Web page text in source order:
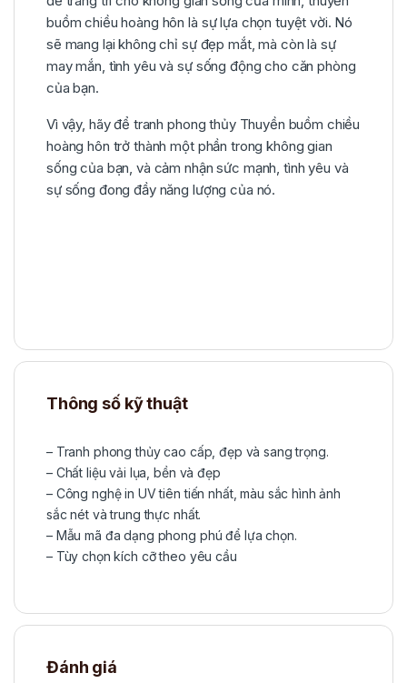
buồm chiều hoàng hôn là sự lựa chọn tuyệt vời. Nó
sẽ mang lại không chỉ sự đẹp mắt, mà còn là sự
may mắn, tình yêu và sự sống động cho căn phòng
của bạn.
Vì vậy, hãy để tranh phong thủy Thuyền buồm chiều
hoàng hôn trở thành một phần trong không gian
sống của bạn, và cảm nhận sức mạnh, tình yêu và
sự sống đong đầy năng lượng của nó.
Thông số kỹ thuật
– Tranh phong thủy cao cấp, đẹp và sang trọng.
– Chất liệu vải lụa, bền và đẹp
– Công nghệ in UV tiên tiến nhất, màu sắc hình ảnh
sắc nét và trung thực nhất.
– Mẫu mã đa dạng phong phú để lựa chọn.
– Tùy chọn kích cỡ theo yêu cầu
Đánh giá